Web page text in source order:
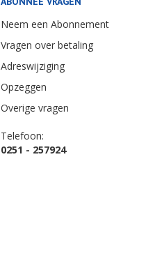
Neem een Abonnement
Vragen over betaling
Adreswijziging
Opzeggen
Overige vragen
Telefoon:
0251 - 257924